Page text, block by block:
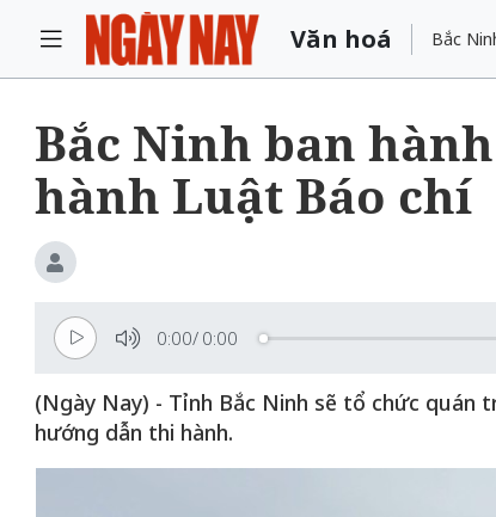
Văn hoá Bắc
Bắc Ninh ban
hành Luật Báo chí
0:00/ 0:00
(Ngày Nay) - Tỉnh Bắc Ninh sẽ tổ chức quán
hướng dẫn thi hành.